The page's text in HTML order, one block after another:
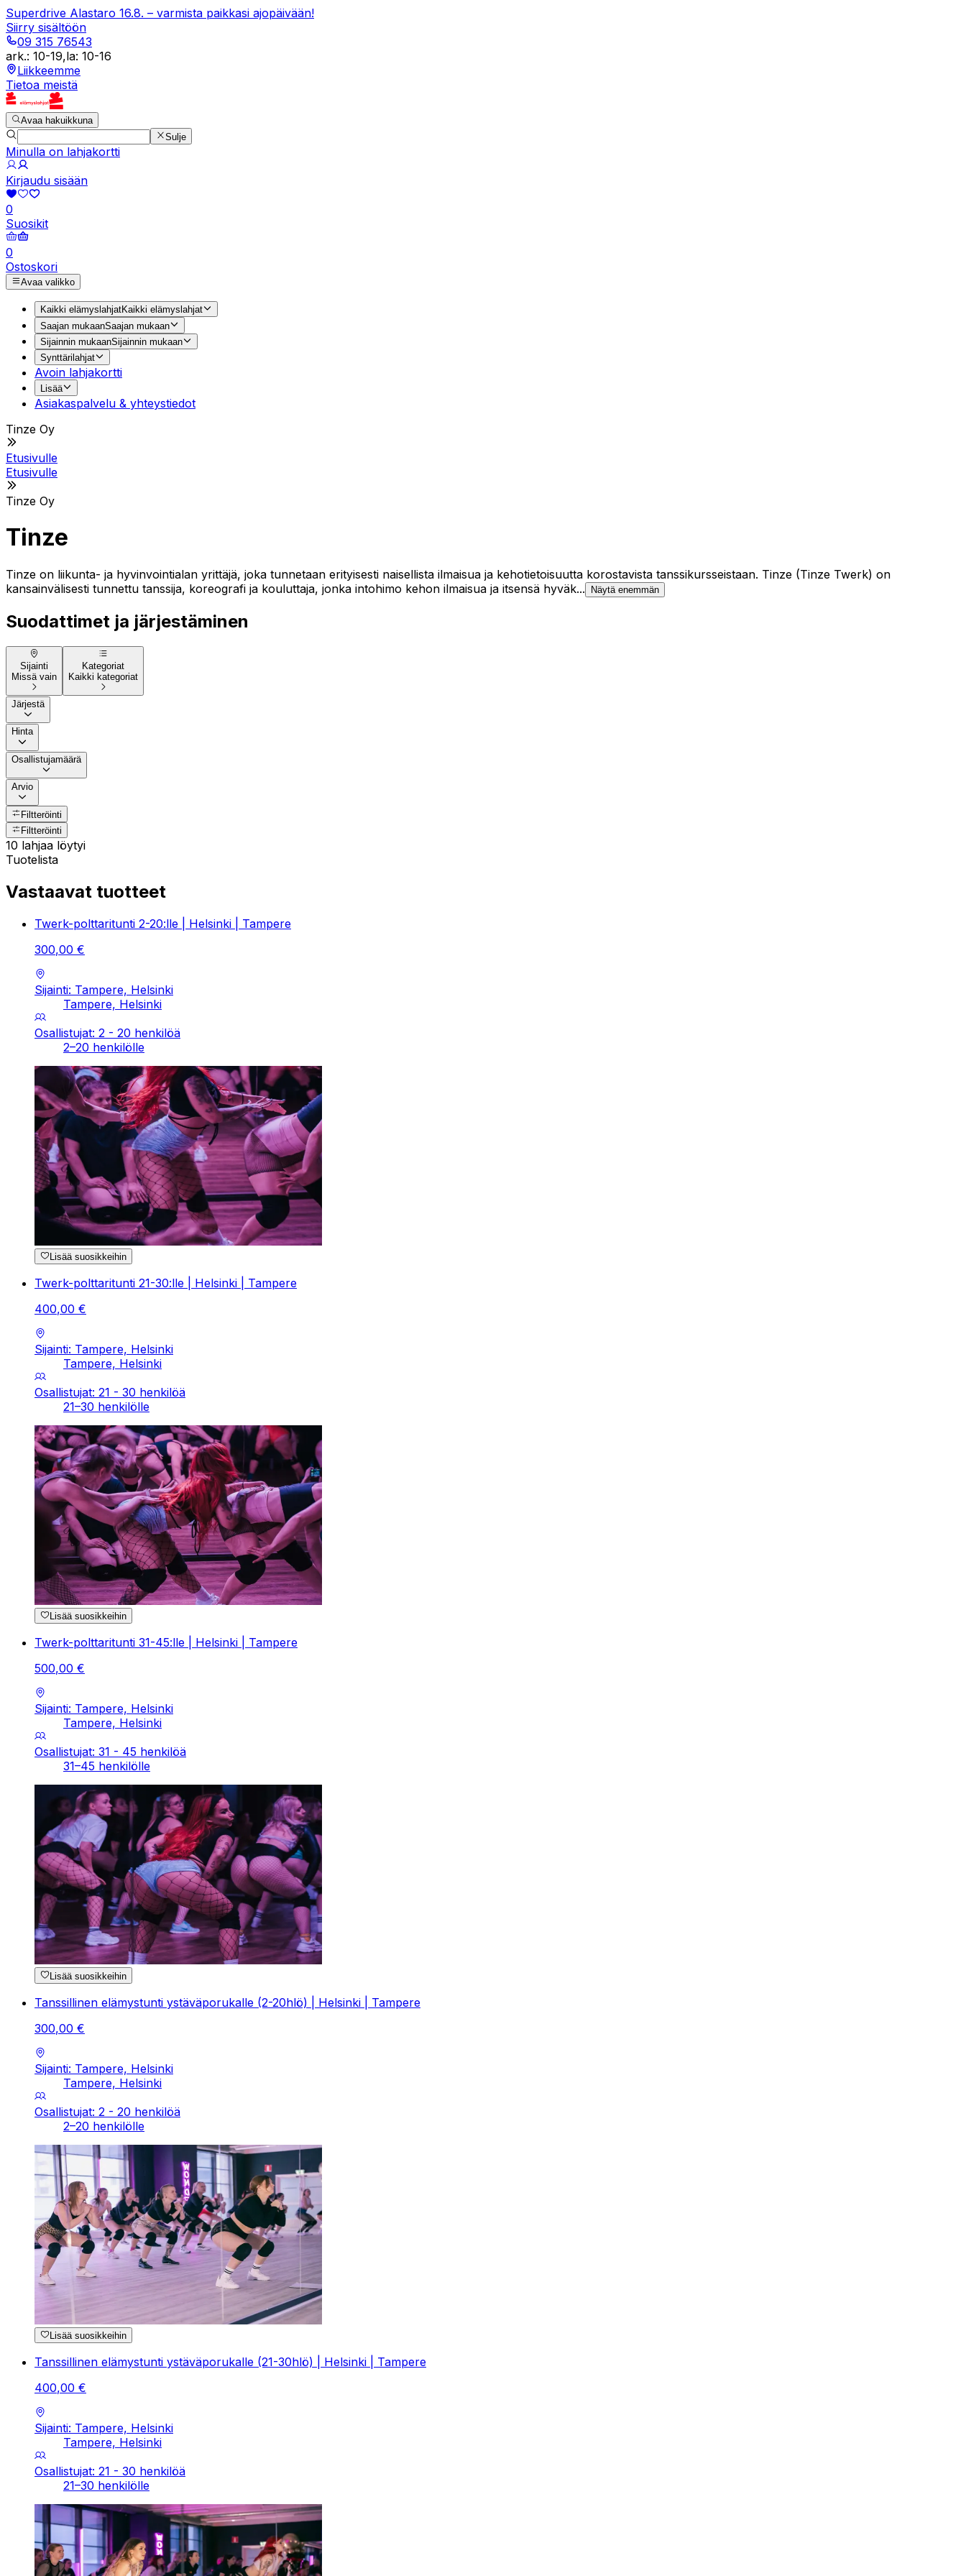
Superdrive Alastaro 16.8. – varmista paikkasi ajopäivään!
Siirry sisältöön
09 315 76543
ark.: 10-19,la: 10-16
Liikkeemme
Tietoa meistä
Avaa hakuikkuna
Sulje
Minulla on lahjakortti
Kirjaudu sisään
0
Suosikit
0
Ostoskori
Avaa valikko
Kaikki elämyslahjatKaikki elämyslahjat
Saajan mukaanSaajan mukaan
Sijainnin mukaanSijainnin mukaan
Synttärilahjat
Avoin lahjakortti
Lisää
Asiakaspalvelu & yhteystiedot
Tinze Oy
Etusivulle
Etusivulle
Tinze Oy
Tinze
Tinze on liikunta- ja hyvinvointialan yrittäjä, joka tunnetaan erityisesti naisellista ilmaisua ja kehotietoisuutta korostavista tanssikursseistaan. Tinze (Tinze Twerk) on
kansainvälisesti tunnettu tanssija, koreografi ja kouluttaja, jonka intohimo kehon ilmaisua ja itsensä hyväk...
Näytä enemmän
Suodattimet ja järjestäminen
Sijainti
Missä vain
Kategoriat
Kaikki kategoriat
Järjestä
Hinta
Osallistujamäärä
Arvio
Filtteröinti
Filtteröinti
10 lahjaa löytyi
Tuotelista
Vastaavat tuotteet
Twerk-polttaritunti 2-20:lle | Helsinki | Tampere
300,00 €
Sijainti: Tampere, Helsinki
Tampere, Helsinki
Osallistujat: 2 - 20 henkilöä
2–20 henkilölle
Lisää suosikkeihin
Twerk-polttaritunti 21-30:lle | Helsinki | Tampere
400,00 €
Sijainti: Tampere, Helsinki
Tampere, Helsinki
Osallistujat: 21 - 30 henkilöä
21–30 henkilölle
Lisää suosikkeihin
Twerk-polttaritunti 31-45:lle | Helsinki | Tampere
500,00 €
Sijainti: Tampere, Helsinki
Tampere, Helsinki
Osallistujat: 31 - 45 henkilöä
31–45 henkilölle
Lisää suosikkeihin
Tanssillinen elämystunti ystäväporukalle (2-20hlö) | Helsinki | Tampere
300,00 €
Sijainti: Tampere, Helsinki
Tampere, Helsinki
Osallistujat: 2 - 20 henkilöä
2–20 henkilölle
Lisää suosikkeihin
Tanssillinen elämystunti ystäväporukalle (21-30hlö) | Helsinki | Tampere
400,00 €
Sijainti: Tampere, Helsinki
Tampere, Helsinki
Osallistujat: 21 - 30 henkilöä
21–30 henkilölle